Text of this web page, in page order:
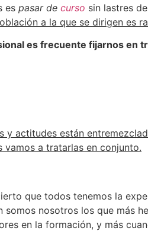
es pasar de curso sin lastres
a la que se dirigen es
es frecuente fijarnos en
actitudes están
vamos a tratarlas en conjunto.
que todos tenemos la
nosotros los que más
en la formación, y más